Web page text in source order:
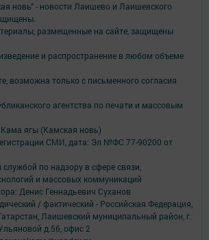
новь" - новости Лаишево и Лаишевского
размещенные на сайте, защищены
и распространение в любом объеме
возможна только с письменного согласия
агентства по печати и массовым
ягы (Камская новь)
СМИ, дата: Эл №ФC 77-90200 от
по надзору в сфере связи,
и массовых коммуникаций
Денис Геннадьевич Суханов
/ фактический - Российская Федерация,
Лаишевский муниципальный район, г.
д.56, офис 2